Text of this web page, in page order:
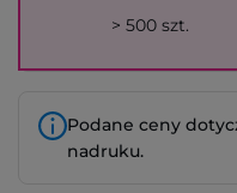
> 500 szt.
Podane ceny
nadruku.